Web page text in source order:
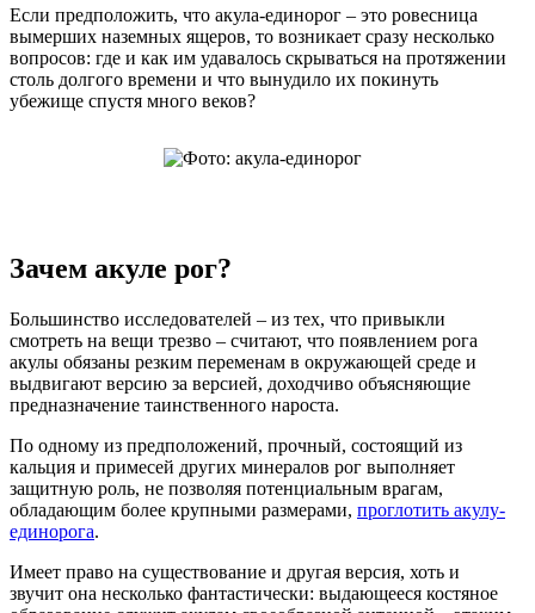
Если предположить, что акула-единорог – это ровесница
вымерших наземных ящеров, то возникает сразу несколько
вопросов: где и как им удавалось скрываться на протяжении
столь долгого времени и что вынудило их покинуть
убежище спустя много веков?
Зачем акуле рог?
Большинство исследователей – из тех, что привыкли
смотреть на вещи трезво – считают, что появлением рога
акулы обязаны резким переменам в окружающей среде и
выдвигают версию за версией, доходчиво объясняющие
предназначение таинственного нароста.
По одному из предположений, прочный, состоящий из
кальция и примесей других минералов рог выполняет
защитную роль, не позволяя потенциальным врагам,
обладающим более крупными размерами, проглотить акулу-
единорога.
Имеет право на существование и другая версия, хоть и
звучит она несколько фантастически: выдающееся костяное